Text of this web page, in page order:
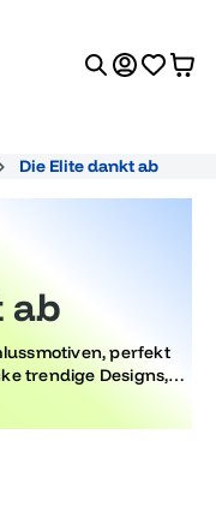
Die Elite dankt ab
ab
perfekt
trendige Designs,
großen Moment